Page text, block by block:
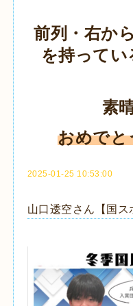
前列・右か
を持って
素
おめでと
2025-01-25 10:53:00
山口逶空さん【国ス